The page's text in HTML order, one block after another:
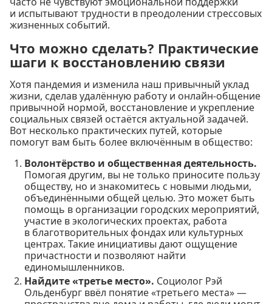
и испытывают трудности в преодолении стрессовых
жизненных событий.
Что можно сделать? Практические
шаги к восстановлению связи
Хотя пандемия и изменила наш привычный уклад
жизни, сделав удалённую работу и онлайн-общение
привычной нормой, восстановление и укрепление
социальных связей остаётся актуальной задачей.
Вот несколько практических путей, которые
помогут вам быть более включённым в общество:
Волонтёрство и общественная деятельность.
Помогая другим, вы не только приносите пользу
обществу, но и знакомитесь с новыми людьми,
объединёнными общей целью. Это может быть
помощь в организации городских мероприятий,
участие в экологических проектах, работа
в благотворительных фондах или культурных
центрах. Такие инициативы дают ощущение
причастности и позволяют найти
единомышленников.
Найдите «третье место». Социолог Рэй
Ольденбург ввёл понятие «третьего места» —